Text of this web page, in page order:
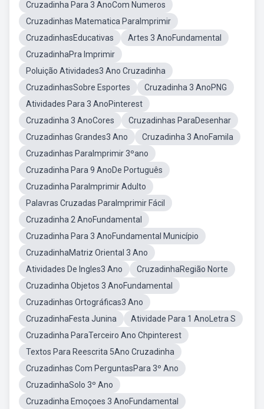
Cruzadinha Para 3 AnoCom Numeros
Cruzadinhas Matematica ParaImprimir
CruzadinhasEducativas
Artes 3 AnoFundamental
CruzadinhaPra Imprimir
Poluição Atividades3 Ano Cruzadinha
CruzadinhasSobre Esportes
Cruzadinha 3 AnoPNG
Atividades Para 3 AnoPinterest
Cruzadinha 3 AnoCores
Cruzadinhas ParaDesenhar
Cruzadinhas Grandes3 Ano
Cruzadinha 3 AnoFamila
Cruzadinhas ParaImprimir 3ºano
Cruzadinha Para 9 AnoDe Português
Cruzadinha ParaImprimir Adulto
Palavras Cruzadas ParaImprimir Fácil
Cruzadinha 2 AnoFundamental
Cruzadinha Para 3 AnoFundamental Município
CruzadinhaMatriz Oriental 3 Ano
Atividades De Ingles3 Ano
CruzadinhaRegião Norte
Cruzadinha Objetos 3 AnoFundamental
Cruzadinhas Ortográficas3 Ano
CruzadinhaFesta Junina
Atividade Para 1 AnoLetra S
Cruzadinha ParaTerceiro Ano Chpinterest
Textos Para Reescrita 5Ano Cruzadinha
Cruzadinhas Com PerguntasPara 3º Ano
CruzadinhaSolo 3º Ano
Cruzadinha Emoçoes 3 AnoFundamental